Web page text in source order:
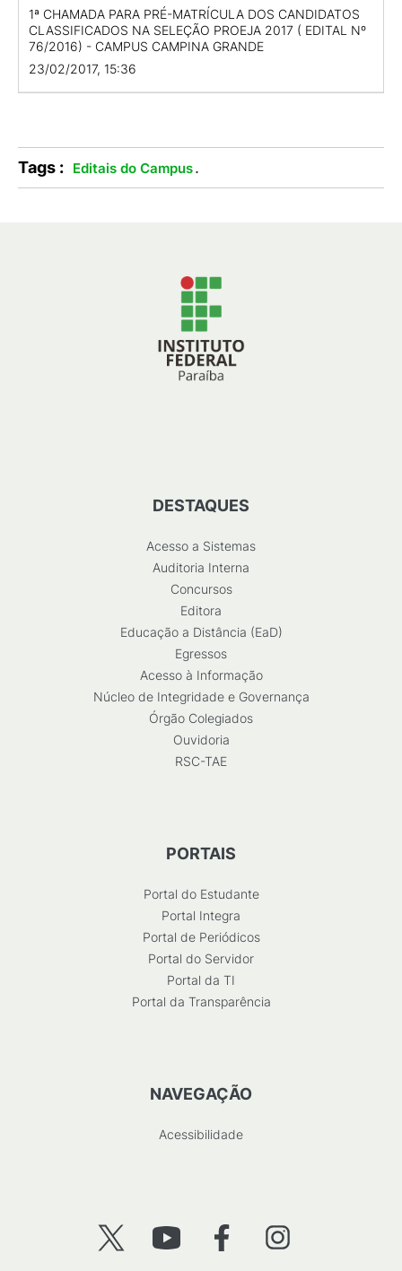
1ª CHAMADA PARA PRÉ-MATRÍCULA DOS CANDIDATOS
CLASSIFICADOS NA SELEÇÃO PROEJA 2017 ( EDITAL Nº
76/2016) - CAMPUS CAMPINA GRANDE
23/02/2017, 15:36
Tags : Editais do Campus.
DESTAQUES
Acesso a Sistemas
Auditoria Interna
Concursos
Editora
Educação a Distância (EaD)
Egressos
Acesso à Informação
Núcleo de Integridade e Governança
Órgão Colegiados
Ouvidoria
RSC-TAE
PORTAIS
Portal do Estudante
Portal Integra
Portal de Periódicos
Portal do Servidor
Portal da TI
Portal da Transparência
NAVEGAÇÃO
Acessibilidade